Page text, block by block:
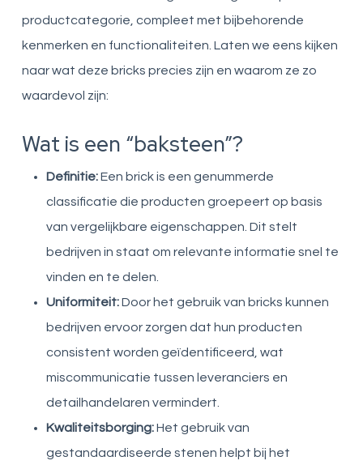
productcategorie, compleet met bijbehorende
kenmerken en functionaliteiten. Laten we eens kijken
naar wat deze bricks precies zijn en waarom ze zo
waardevol zijn:
Wat is een “baksteen”?
Definitie:Een brick is een genummerde
classificatie die producten groepeert op basis
van vergelijkbare eigenschappen. Dit stelt
bedrijven in staat om relevante informatie snel te
vinden en te delen.
Uniformiteit:Door het gebruik van bricks kunnen
bedrijven ervoor zorgen dat hun producten
consistent worden geïdentificeerd, wat
miscommunicatie tussen leveranciers en
detailhandelaren vermindert.
Kwaliteitsborging:Het gebruik van
gestandaardiseerde stenen helpt bij het